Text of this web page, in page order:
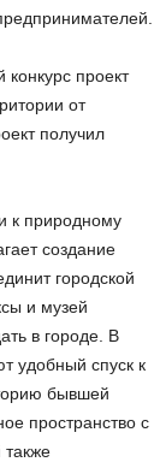
проект
от
получил
к природному
создание
городской
и музей
в городе. В
удобный спуск к
бывшей
пространство с